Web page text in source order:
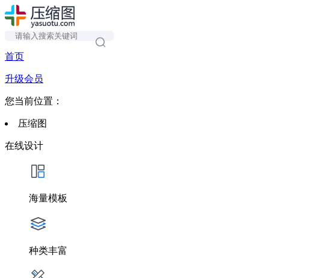
首页
升级会员
您当前位置：
压缩图
在线设计
海量模板
种类丰富